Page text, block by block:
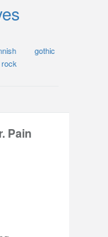
gothic
rock
Pain